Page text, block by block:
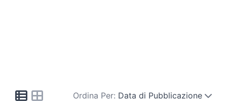
Ordina Per: Data di Pubblicazione